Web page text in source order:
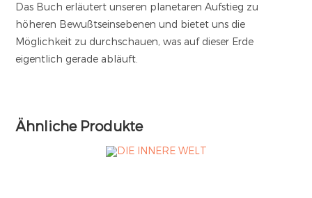
Das Buch erläutert unseren planetaren Aufstieg zu
höheren Bewußtseinsebenen und bietet uns die
Möglichkeit zu durchschauen, was auf dieser Erde
eigentlich gerade abläuft.
Ähnliche Produkte